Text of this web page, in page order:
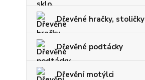
Dřevěné hračky, stoličky
Dřevěné podtácky
Dřevění motýlci